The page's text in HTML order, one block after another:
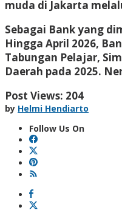
muda di Jakarta
Sebagai Bank yang
Hingga April 2026,
Tabungan Pelajar,
Daerah pada 2025.
Post Views: 204
by Helmi Hendiarto
Follow Us On